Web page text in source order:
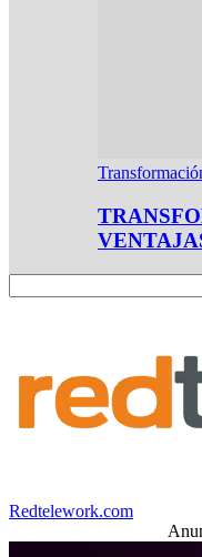
Redtelework.com